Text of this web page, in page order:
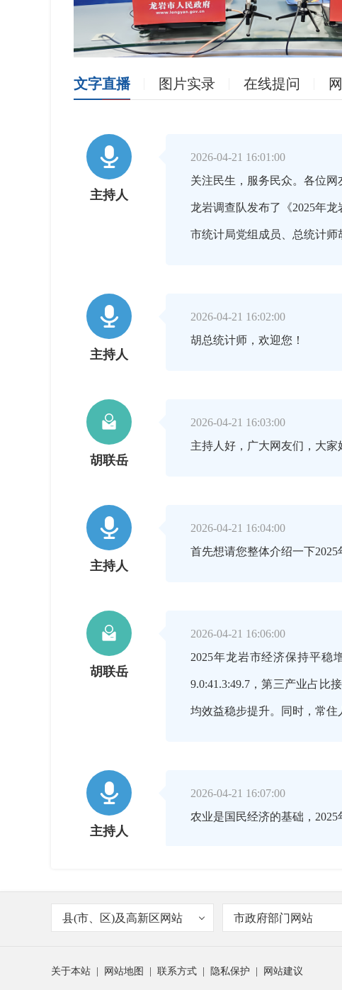
文字直播 图片实录 在线提问

主持人
2026-04-21 16:01:00
关注民生，服务民众。各位
龙岩调查队发布了《2025年
市统计局党组成员、总统计师

主持人
2026-04-21 16:02:00
胡总统计师，欢迎您！

胡联岳
2026-04-21 16:03:00
主持人好，广大网友们，大

主持人
2026-04-21 16:04:00
首先想请您整体介绍一下

胡联岳
2026-04-21 16:06:00
2025年龙岩市经济保持平稳
9.0:41.3:49.7，第三产业占比
均效益稳步提升。同时，常住

主持人
2026-04-21 16:07:00
农业是国民经济的基础，

2025年全市农林牧渔业总产
等林产品产量分别增长3.9%
县(市、区)及高新区网站 市政府部门网站
关于本站 网站地图 联系方式 隐私保护 网站建议